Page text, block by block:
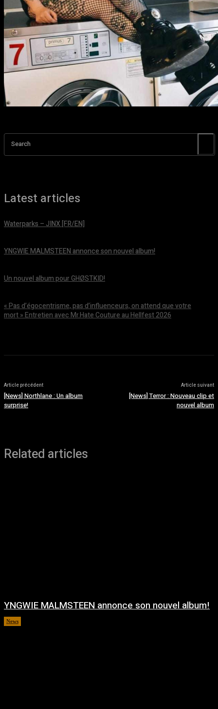
Search
Latest articles
Waterparks – JINX [FR/EN]
YNGWIE MALMSTEEN annonce son nouvel album!
Un nouvel album pour GHØSTKID!
« Pas d’égocentrisme, pas d’influenceurs, on attend que votre
mort » Entretien avec Mr.Hate Couture au Hellfest 2026
Article précédent
[News] Northlane : Un album
surprise!
Article suivant
[News] Terror : Nouveau clip et
nouvel album
Related articles
YNGWIE MALMSTEEN annonce son nouvel album!
News